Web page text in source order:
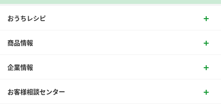
おうちレシピ
商品情報
企業情報
お客様相談センター